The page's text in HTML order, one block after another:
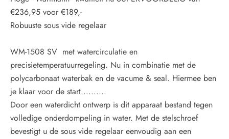
€236,95 voor €189,-
Robuuste sous vide regelaar
WM-1508 SV met watercirculatie en
precisietemperatuurregeling. Nu in combinatie met de
polycarbonaat waterbak en de vacume & seal. Hiermee ben
je klaar voor de start..........
Door een waterdicht ontwerp is dit apparaat bestand tegen
volledige onderdompeling in water. Met de stelschroef
bevestigt u de sous vide regelaar eenvoudig aan een